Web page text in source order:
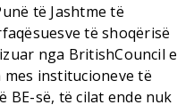
të Jashtme të
të shoqërisë
nga BritishCouncil e
institucioneve të
BE-së, të cilat ende nuk